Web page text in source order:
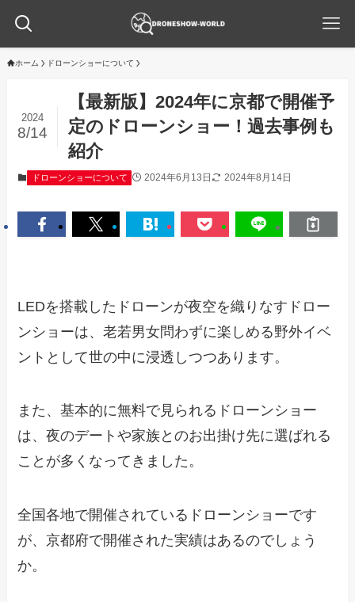
ホーム ドローンショーについて
【最新版】2024年に京都で開催予
定のドローンショー！過去事例も
紹介
2024
8/14
ドローンショーについて 2024年6月13日 2024年8月14日
LEDを搭載したドローンが夜空を織りなすドロー
ンショーは、老若男女問わずに楽しめる野外イベ
ントとして世の中に浸透しつつあります。
また、基本的に無料で見られるドローンショー
は、夜のデートや家族とのお出掛け先に選ばれる
ことが多くなってきました。
全国各地で開催されているドローンショーです
が、京都府で開催された実績はあるのでしょう
か。